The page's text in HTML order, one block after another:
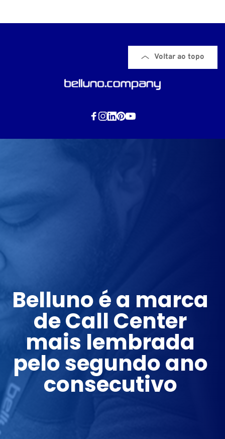
Voltar ao topo
Belluno é a marca
de Call Center
mais lembrada
pelo segundo ano
consecutivo